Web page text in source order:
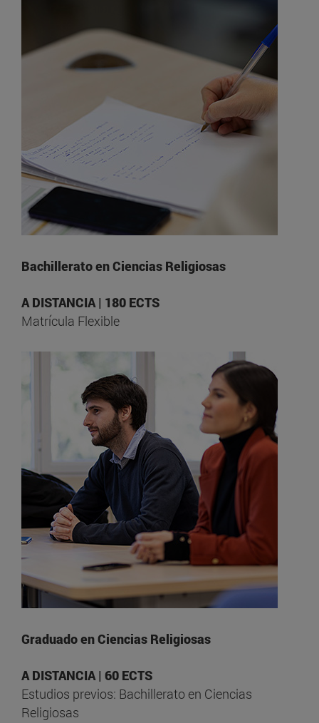
Bachillerato en Ciencias Religiosas
A DISTANCIA | 180 ECTS
Matrícula Flexible
Graduado en Ciencias Religiosas
A DISTANCIA | 60 ECTS
Estudios previos: Bachillerato en Ciencias
Religiosas